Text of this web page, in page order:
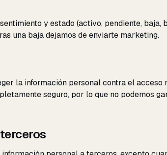
y estado (activo, pendiente,
una baja dejamos de enviarte marketing.
la información personal contra el acceso
seguro, por lo que no podemos